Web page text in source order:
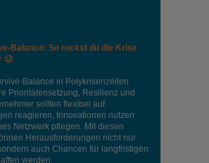
Balance: So rockst du die Krise
😉
Balance in Polykrisenzeiten
Prioritätensetzung, Resilienz und
sollten flexibel auf
reagieren, Innovationen nutzen
Netzwerk pflegen. Mit diesen
Herausforderungen nicht nur
auch Chancen für langfristigen
werden.